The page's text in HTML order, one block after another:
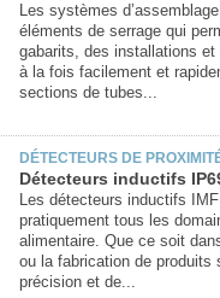
Les systèmes
éléments de serrage qui
gabarits, des installations
à la fois facilement et
sections de tubes...
DÉTECTEURS DE
Détecteurs inductifs
Les détecteurs inductifs
pratiquement tous les
alimentaire. Que ce soit
ou la fabrication de produits
précision et de...